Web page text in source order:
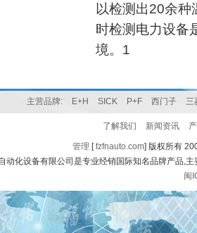
以检测出20余
时检测电力设备
境。1
主营品牌: E+H SICK P+F 西门子 三
了解我们 新闻资讯
管理 [fzfnauto.com] 版权所有
动化设备有限公司是专业经销国际知名品牌产品,
闽